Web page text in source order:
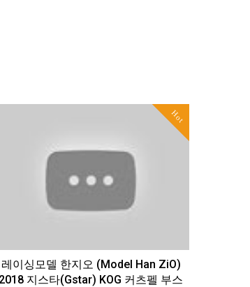
Hot
레이싱모델 한지오 (Model Han ZiO)
2018 지스타(Gstar) KOG 커츠펠 부스